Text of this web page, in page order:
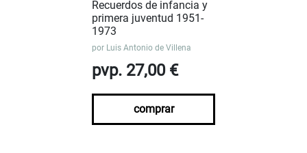
Recuerdos de infancia y
primera juventud 1951-
1973
por Luis Antonio de Villena
pvp. 27,00 €
comprar